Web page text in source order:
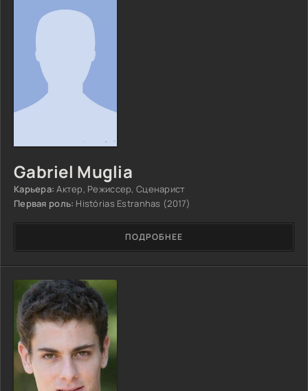
Gabriel Muglia
Карьера: Актер, Режиссер, Сценарист
Первая роль: Histórias Estranhas (2017)
ПОДРОБНЕЕ